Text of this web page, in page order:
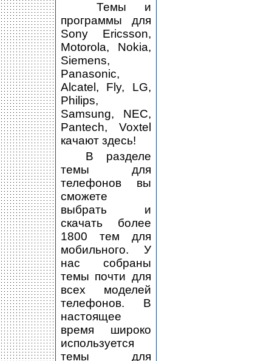
Темы и
программы для
Sony Ericsson,
Motorola, Nokia,
Siemens,
Panasonic,
Alcatel, Fly, LG,
Philips,
Samsung, NEC,
Pantech, Voxtel
качают здесь!
В разделе
темы для
телефонов вы
сможете
выбрать и
скачать более
1800 тем для
мобильного. У
нас собраны
темы почти для
всех моделей
телефонов. В
настоящее
время широко
используется
темы для